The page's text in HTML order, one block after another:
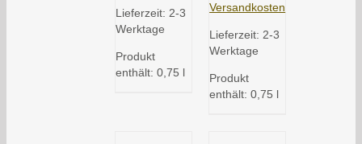
Lieferzeit: 2-3
Werktage
Produkt
enthält: 0,75 l
Versandkosten
Lieferzeit: 2-3
Werktage
Produkt
enthält: 0,75 l